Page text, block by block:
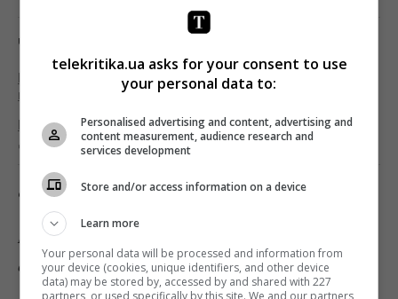
Читайте также:
Группа 1+1 media выступила с заявлением по
поводу обвинений ТСН и ТСН.ua
В 1+1 media объяснили, о чем медиагруппы
договорились с президентом
Фото: «Телекритика»
Подписывайтесь на «Телекритику»
в
Telegram иFacebook!
telekritika.ua asks for your consent to use
your personal data to:
Personalised advertising and content, advertising and
content measurement, audience research and
services development
Store and/or access information on a device
Learn more
Your personal data will be processed and information from
your device (cookies, unique identifiers, and other device
data) may be stored by, accessed by and shared with 227
partners, or used specifically by this site. We and our partners